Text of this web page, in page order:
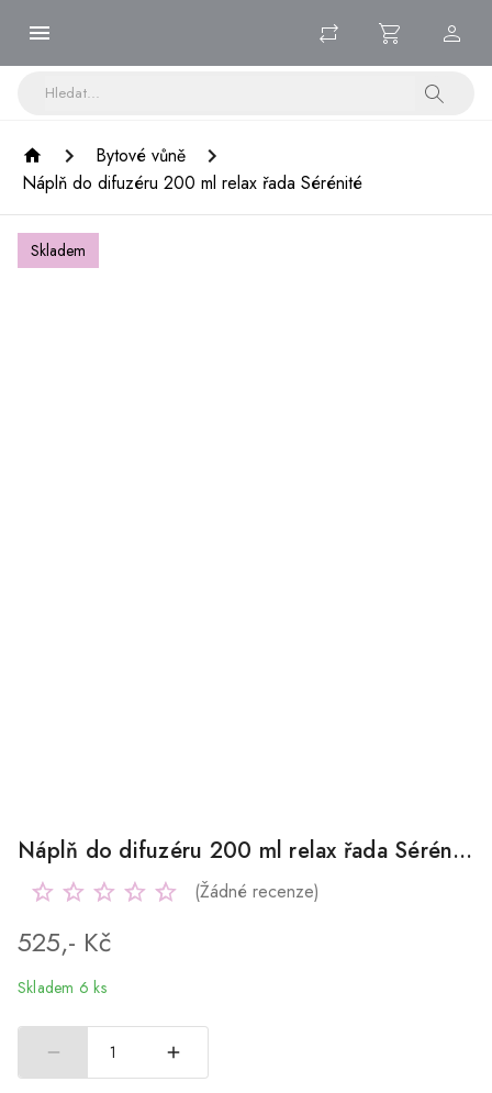
Bytové vůně
Náplň do difuzéru 200 ml relax řada Sérénité
Skladem
Náplň do difuzéru 200 ml relax řada Sérénité
(Žádné recenze)
525,- Kč
Skladem 6 ks
1